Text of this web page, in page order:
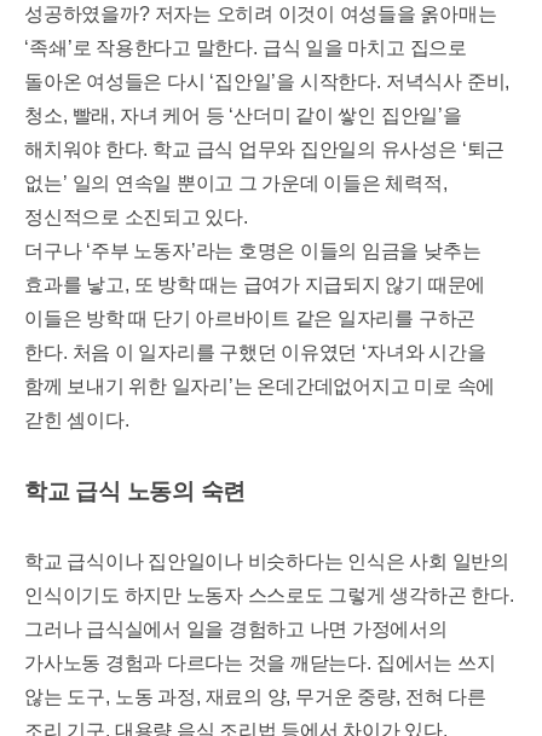
성공하였을까? 저자는 오히려 이것이 여성들을 옭아매는
‘족쇄 ’ 로 작용한다고 말한다. 급식 일을 마치고 집으로
돌아온 여성들은 다시 ‘집안일’을 시작한다. 저녁식사 준비 ,
청소, 빨래 , 자녀 케어 등 ‘산더미 같이 쌓인 집안일’을
해치워야 한다. 학교 급식 업무와 집안일의 유사성은 ‘퇴근
없는’ 일의 연속일 뿐이고 그 가운데 이들은 체력적,
정신적으로 소진되고 있다.
더구나 ‘주부 노동자’라는 호명은 이들의 임금을 낮추는
효과를 낳고, 또 방학 때는 급여가 지급되지 않기 때문에
이들은 방학 때 단기 아르바이트 같은 일자리를 구하곤
한다. 처음 이 일자리를 구했던 이유였던 ‘자녀와 시간을
함께 보내기 위한 일자리 ’는 온데간데없어지고 미로 속에
갇힌 셈이다.
학교 급식 노동의 숙련
학교 급식이나 집안일이나 비슷하다는 인식은 사회 일반의
인식이기도 하지만 노동자 스스로도 그렇게 생각하곤 한다.
그러나 급식실에서 일을 경험하고 나면 가정에서의
가사노동 경험과 다르다는 것을 깨닫는다. 집에서는 쓰지
않는 도구, 노동 과정, 재료의 양, 무거운 중량, 전혀 다른
조리 기구, 대용량 음식 조리법 등에서 차이가 있다.